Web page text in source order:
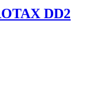
DD2